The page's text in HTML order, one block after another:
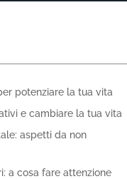
potenziare la tua vita
e cambiare la tua vita
aspetti da non
a cosa fare attenzione